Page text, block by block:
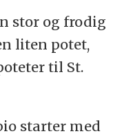
stor og frodig
liten potet,
til St.
starter med